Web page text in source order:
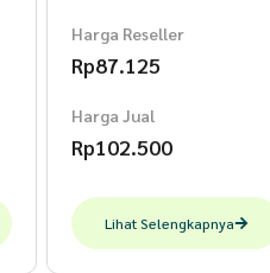
Harga Reseller
Rp87.125
Harga Jual
Rp102.500
Lihat Selengkapnya